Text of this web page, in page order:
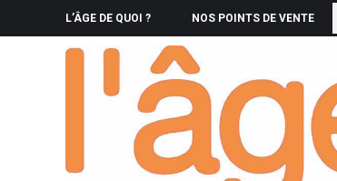
L’ÂGE DE QUOI ? NOS POINTS DE VENTE
NOS ARCHIVES